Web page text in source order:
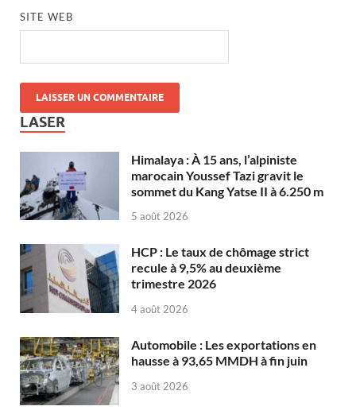
SITE WEB
LASER
Himalaya : À 15 ans, l’alpiniste
marocain Youssef Tazi gravit le
sommet du Kang Yatse II à 6.250 m
5 août 2026
HCP : Le taux de chômage strict
recule à 9,5% au deuxième
trimestre 2026
4 août 2026
Automobile : Les exportations en
hausse à 93,65 MMDH à fin juin
3 août 2026